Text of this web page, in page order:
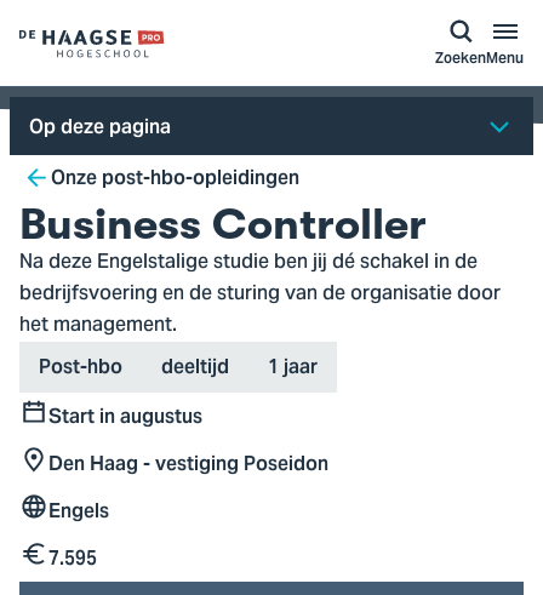
Logo
van
De
Haagse
Hogeschool,
ga
naar
de
homepagina
ZoekenMenu
Op deze pagina
Breadcrumb
Onze post-hbo-opleidingen
Business Controller
Na deze Engelstalige studie ben jij dé schakel in de
bedrijfsvoering en de sturing van de organisatie door
het management.
Type
Post-hbo Variant
deeltijd Duration
1 jaar
StartStart in augustus
Locatie
Den Haag - vestiging Poseidon
TaalEngels
Kosten
7.595